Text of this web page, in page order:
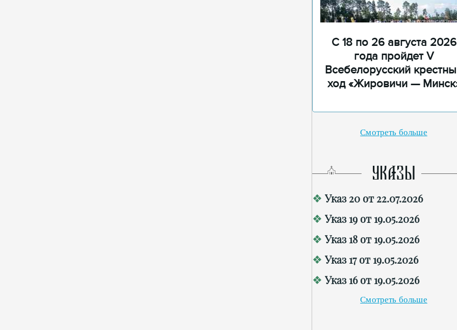
С 18 по 26 августа 2026
года пройдет V
Всебелорусский
ход «Жировичи —
Смотреть больше
УКАЗЫ
Указ 20 от 22.07.2026
Указ 19 от 19.05.2026
Указ 18 от 19.05.2026
Указ 17 от 19.05.2026
Указ 16 от 19.05.2026
Смотреть больше